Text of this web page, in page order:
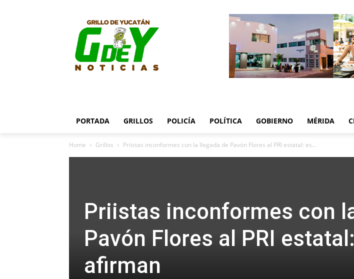
PORTADA GRILLOS POLICÍA POLÍTICA GOBIERNO MÉRIDA
Home Grillos Priistas inconformes con la llegada de Pavón Flores al PRI estatal: es...
Priistas inconformes con
Pavón Flores al PRI
afirman